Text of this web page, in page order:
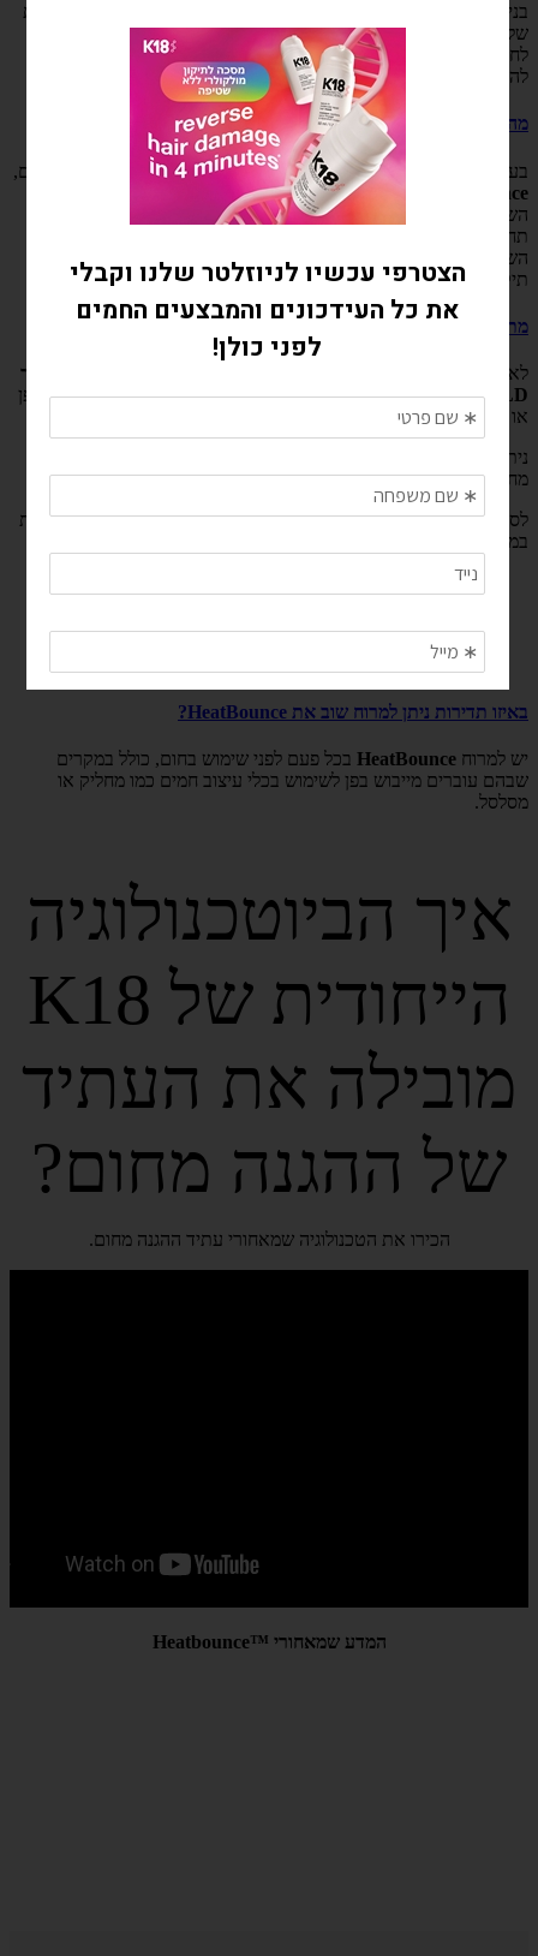
בניגוד למגני חום מסורתיים המצפים רק את שכבת הקוטיקולה החיצונית
של השערה, הגודל והמבנה המולקולרי שלresilicore™
מאפשרים לו
לחדור עמוק יותר מאי פעם* אל תוך הקורטקס – המקום שבו עלול
להתרחש נזק מחום – וליצור שכבת הגנה המחזקת את השערה מבפנים.
מה ההבדל בין שמן לתיקון מולקולרי לבין HeatBounce?
בעוד שגם השמן לתיקון מולקולרי וגםHeatBounceמספקים הגנה מחום,
HeatBounce
מגן מפני חום החל משכבת הקוטיקולה ועד הקורטקס –
השכבה שבה מתרחש הנזק מחום – ובכך מסייע להגן מפני דהיית צבע,
תחושת יובש, מראה עמום ושבירה.
השמן מספק הגנת חום מסורתית בשכבות החיצוניות של השיער, לצד
תיקון נזק מוכח קלינית.
מתי משתמשים ב-HeatBounce בשגרת הטיפוח?
לאחר חפיפה, יש למרוח את
מרכך
DAMAGE SHIELD. לאחר מכן למרוחHeatBounceלפני ייבוש בפן
או ייבוש טבעי.
ניתן להשתמש ב-
מחליק גם על שיער יבש.
לסיום, השתמשי ב-שמן K18 , וב-AirWash™
לרענון השיער בין חפיפות
במידת הצורך.
באיזו תדירות ניתן למרוח שוב את HeatBounce?
יש למרוח HeatBounce בכל פעם לפני שימוש בחום, כולל במקרים
שבהם עוברים מייבוש בפן לשימוש בכלי עיצוב חמים כמו מחליק או
מסלסל.
איך הביוטכנולוגיה
הייחודית של K18
מובילה את העתיד
של ההגנה מחום?
הכירו את הטכנולוגיה שמאחורי עתיד ההגנה מחום.
המדע שמאחורי ™Heatbounce